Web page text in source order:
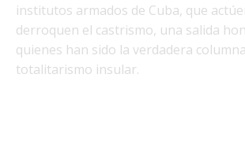
institutos armados de Cuba, que
derroquen el castrismo, una salida
quienes han sido la verdadera
totalitarismo insular.